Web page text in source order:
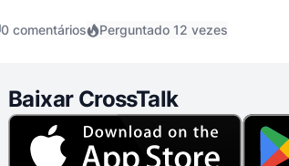
0 comentários Perguntado 12 vezes
Baixar CrossTalk